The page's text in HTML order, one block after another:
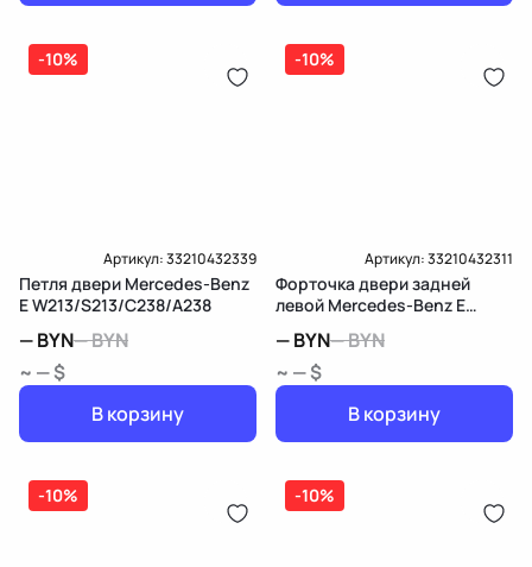
-10%
Артикул:33210432339
Петля двери Mercedes-Benz
E W213/S213/C238/A238
—BYN—BYN
~ — $
В корзину
-10%
Артикул:33210432311
Форточка двери задней
левой Mercedes-Benz E
—BYN—BYN
~ — $
В корзину
-10% -10%